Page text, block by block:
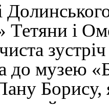
Тетяни і
до музею